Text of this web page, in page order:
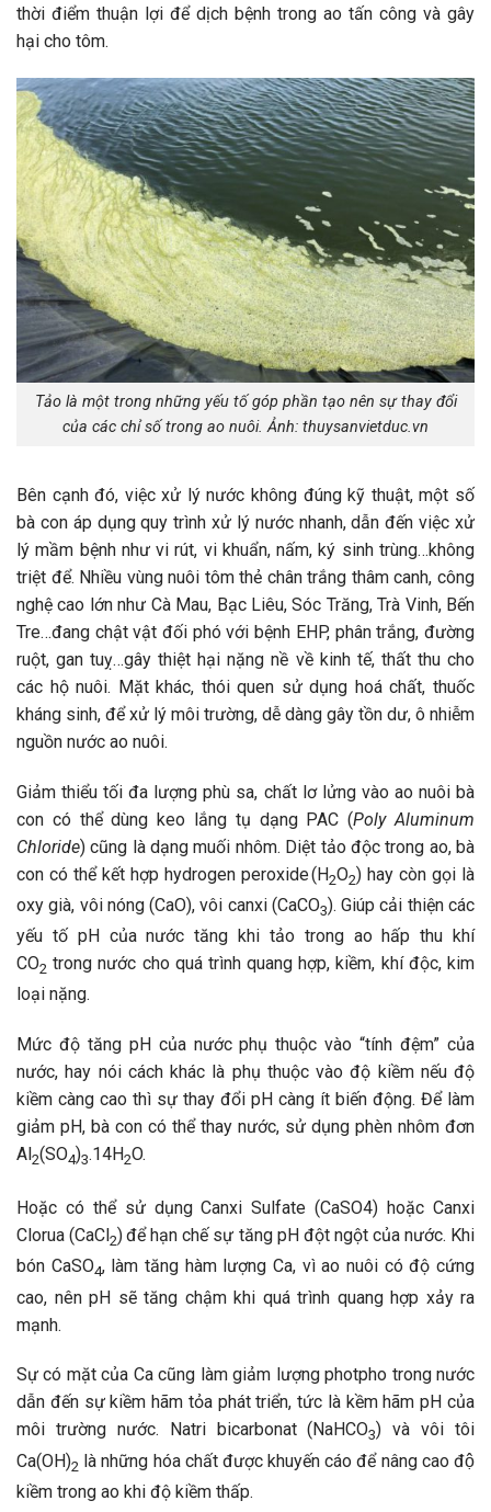
thời điểm thuận lợi để dịch bệnh trong ao tấn công và gây
hại cho tôm.
Tảo là một trong những yếu tố góp phần tạo nên sự thay đổi
của các chỉ số trong ao nuôi. Ảnh: thuysanvietduc.vn
Bên cạnh đó, việc xử lý nước không đúng kỹ thuật, một số
bà con áp dụng quy trình xử lý nước nhanh, dẫn đến việc xử
lý mầm bệnh như vi rút, vi khuẩn, nấm, ký sinh trùng…không
triệt để. Nhiều vùng nuôi tôm thẻ chân trắng thâm canh, công
nghệ cao lớn như Cà Mau, Bạc Liêu, Sóc Trăng, Trà Vinh, Bến
Tre…đang chật vật đối phó với bệnh EHP, phân trắng, đường
ruột, gan tuỵ…gây thiệt hại nặng nề về kinh tế, thất thu cho
các hộ nuôi. Mặt khác, thói quen sử dụng hoá chất, thuốc
kháng sinh, để xử lý môi trường, dễ dàng gây tồn dư, ô nhiễm
nguồn nước ao nuôi.
Giảm thiểu tối đa lượng phù sa, chất lơ lửng vào ao nuôi bà
con có thể dùng keo lắng tụ dạng PAC (Poly Aluminum
Chloride) cũng là dạng muối nhôm. Diệt tảo độc trong ao, bà
con có thể kết hợp hydrogen peroxide (H2O2) hay còn gọi là
oxy già, vôi nóng (CaO), vôi canxi (CaCO3). Giúp cải thiện các
yếu tố pH của nước tăng khi tảo trong ao hấp thu khí
CO2 trong nước cho quá trình quang hợp, kiềm, khí độc, kim
loại nặng.
Mức độ tăng pH của nước phụ thuộc vào “tính đệm” của
nước, hay nói cách khác là phụ thuộc vào độ kiềm nếu độ
kiềm càng cao thì sự thay đổi pH càng ít biến động. Để làm
giảm pH, bà con có thể thay nước, sử dụng phèn nhôm đơn
Al2(SO4)3.14H2O.
Hoặc có thể sử dụng Canxi Sulfate (CaSO4) hoặc Canxi
Clorua (CaCl2)để hạn chế sự tăng pH đột ngột của nước. Khi
bón CaSO4, làm tăng hàm lượng Ca, vì ao nuôi có độ cứng
cao, nên pH sẽ tăng chậm khi quá trình quang hợp xảy ra
mạnh.
Sự có mặt của Ca cũng làm giảm lượng photpho trong nước
dẫn đến sự kiềm hãm tỏa phát triển, tức là kềm hãm pH của
môi trường nước. Natri bicarbonat (NaHCO3) và vôi tôi
Ca(OH)2 là những hóa chất được khuyến cáo để nâng cao độ
kiềm trong ao khi độ kiềm thấp.